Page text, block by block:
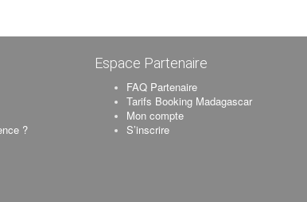
?
Espace Partenaire
FAQ Partenaire
Tarifs Booking Madagascar
Mon compte
S’inscrire